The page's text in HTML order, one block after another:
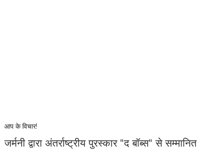
आप के विचार!
जर्मनी द्वारा अंतर्राष्ट्रीय पुरस्कार "द बॉब्स" से सम्मानित